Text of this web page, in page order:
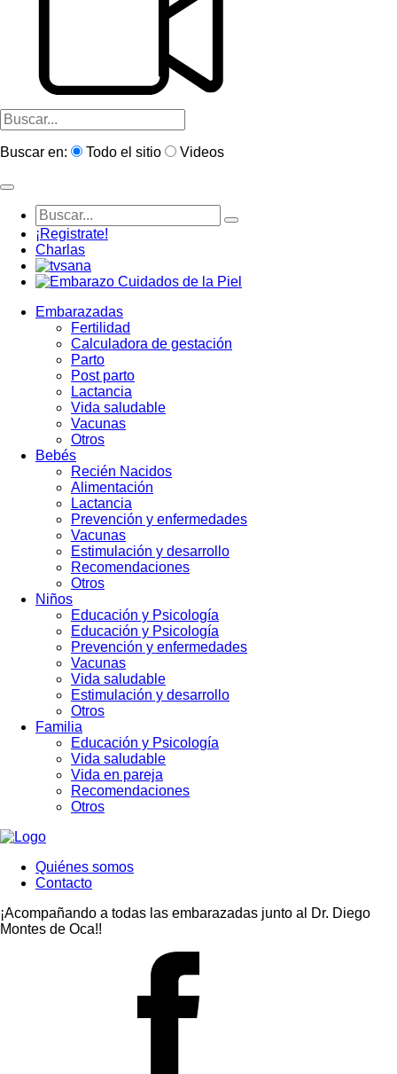
Buscar en: Todo el sitio Videos
¡Registrate!
Charlas
Embarazadas
Fertilidad
Calculadora de gestación
Parto
Post parto
Lactancia
Vida saludable
Vacunas
Otros
Bebés
Recién Nacidos
Alimentación
Lactancia
Prevención y enfermedades
Vacunas
Estimulación y desarrollo
Recomendaciones
Otros
Niños
Educación y Psicología
Educación y Psicología
Prevención y enfermedades
Vacunas
Vida saludable
Estimulación y desarrollo
Otros
Familia
Educación y Psicología
Vida saludable
Vida en pareja
Recomendaciones
Otros
Quiénes somos
Contacto
¡Acompañando a todas las embarazadas junto al Dr. Diego
Montes de Oca!!